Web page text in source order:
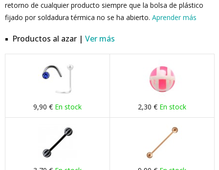
retorno de cualquier producto siempre que la bolsa de plástico
fijado por soldadura térmica no se ha abierto. Aprender más
Productos al azar | Ver más
9,90 € En stock 2,30 € En stock